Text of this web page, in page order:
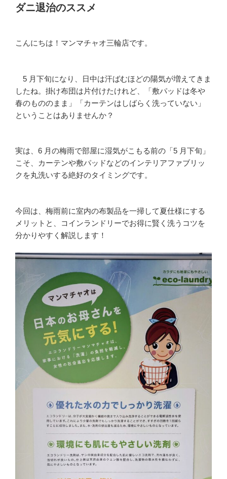
ダニ退治のススメ
こんにちは！マンマチャオ三輪店です。
5 月下旬になり、日中は汗ばむほどの陽気が増えてきま
したね。掛け布団は片付けたけれど、「敷パッドは冬や
春のもののまま」「カーテンはしばらく洗っていない」
ということはありませんか？
実は、6 月の梅雨で部屋に湿気がこもる前の「5 月下旬」
こそ、カーテンや敷パッドなどのインテリアファブリッ
クを丸洗いする絶好のタイミングです。
今回は、梅雨前に室内の布製品を一掃して夏仕様にする
メリットと、コインランドリーでお得に賢く洗うコツを
分かりやすく解説します！